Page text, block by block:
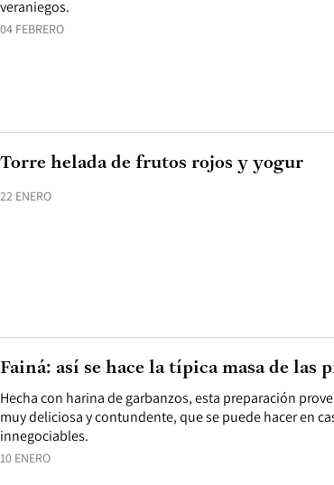
04 FEBRERO
veraniegos.
22 ENERO
Torre helada de frutos rojos y yogur
10 ENERO
Hecha con harina de garbanzos, esta preparación
muy deliciosa y contundente, que se puede hacer en
innegociables.
Fainá: así se hace la típica masa de las